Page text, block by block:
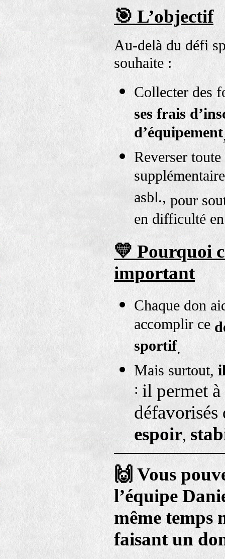
🎯 L’objectif
Au-delà du défi
souhaite :
Collecter des
ses frais
d’équipement
Reverser
asbl., pour
en difficulté
💛 Pourquoi
important
Chaque don
accomplir ce
sportif.
Mais surtout,
: il permet à
défavorisés
espoir,
🙌 Vous
l’équipe
même temps
faisant un